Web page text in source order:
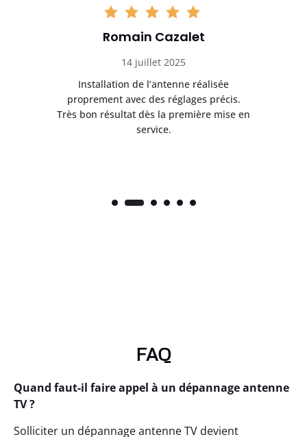
Romain Cazalet
14 juillet 2025
Installation de l’antenne réalisée
proprement avec des réglages précis.
Très bon résultat dès la première mise en
service.
FAQ
Quand faut-il faire appel à un dépannage antenne
TV ?
Solliciter un dépannage antenne TV devient